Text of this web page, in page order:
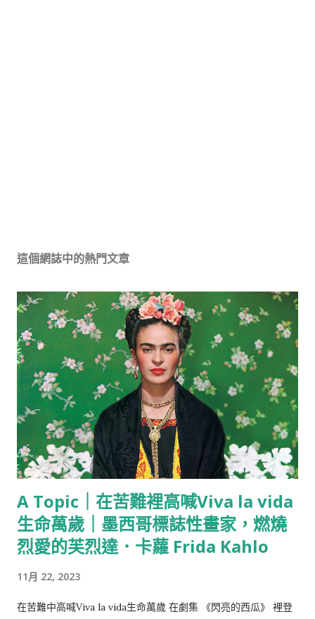
這個網誌中的熱門文章
A Topic｜在苦難裡高喊Viva la vida
生命萬歲｜墨西哥標誌性畫家，燃燒
烈愛的芙烈達．卡蘿 Frida Kahlo
11月 22, 2023
在苦難中高喊Viva la vida生命萬歲 在劇集 《閃亮的西瓜》 裡登